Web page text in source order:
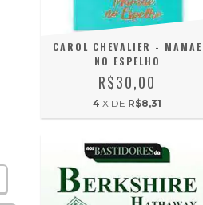
CAROL CHEVALIER - MAMAE
NO ESPELHO
R$30,00
4 X DE R$8,31